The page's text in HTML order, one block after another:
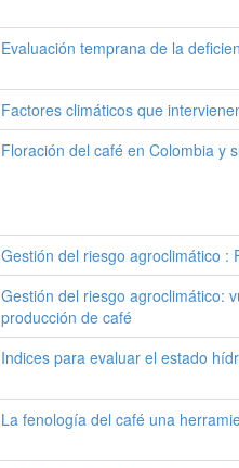
Evaluación temprana de la
Factores climáticos que
Floración del café en Colombia y
Gestión del riesgo agroclimático :
Gestión del riesgo agroclimático:
producción de café
Indices para evaluar el estado
La fenología del café una